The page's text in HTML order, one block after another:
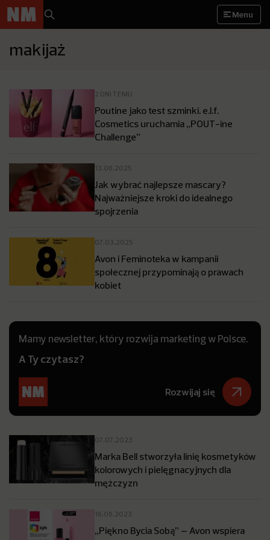
Menu
makijaż
2 DNI TEMU
Poutine jako test szminki. e.l.f.
Cosmetics uruchamia „POUT-ine
Challenge”
13.06.2025
Jak wybrać najlepsze mascary?
Najważniejsze kroki do idealnego
spojrzenia
07.03.2025
Avon i Feminoteka w kampanii
społecznej przypominają o prawach
kobiet
Mamy newsletter, który rozwija marketing w Polsce.
A Ty czytasz?
Rozwijaj się
07.07.2023
Marka Bell stworzyła linię kosmetyków
kolorowych i pielęgnacyjnych dla
mężczyzn
16.06.2023
„Piękno Bycia Sobą” – Avon wspiera